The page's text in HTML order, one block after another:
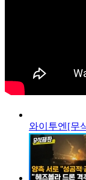
와이투엔[무